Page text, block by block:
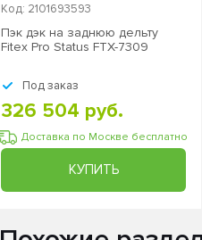
Код: 2101693593
Пэк дэк на заднюю дельту
Fitex Pro Status FTX-7309
Под заказ
Доставка по Москве бесплатно
326 504 руб.
КУПИТЬ